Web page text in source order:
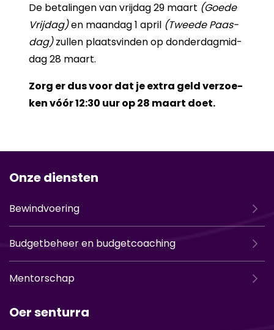
De be­ta­lin­gen van vrij­dag 29 maart (Goede
Vrij­dag)en maan­dag 1 april (Twee­de Paas­
dag)zul­len plaats­vin­den op don­der­dag­mid­
dag 28 maart.
Zorg er dus voor dat je extra geld ver­zoe­
ken vóór 12:30 uur op 28 maart doet.
Onze diensten
Bewindvoering
Budgetbeheer en budgetcoaching
Mentorschap
Oer senturra